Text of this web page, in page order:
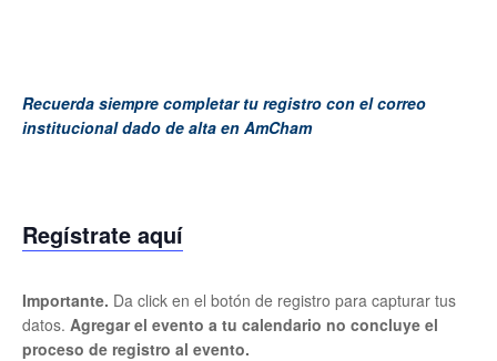
Recuerda siempre completar tu registro con el correo
institucional dado de alta en AmCham
Regístrate aquí
Importante. Da click en el botón de registro para capturar tus
datos. Agregar el evento a tu calendario no concluye el
proceso de registro al evento.